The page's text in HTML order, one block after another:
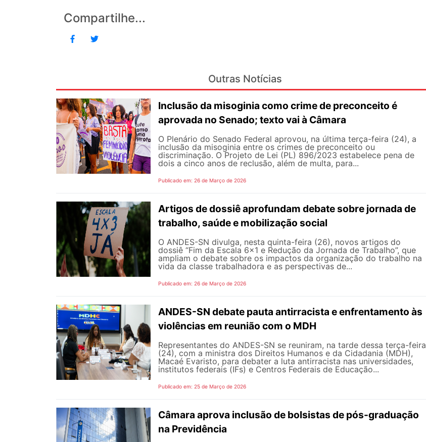
Compartilhe...
Outras Notícias
Inclusão da misoginia como crime de preconceito é
aprovada no Senado; texto vai à Câmara
O Plenário do Senado Federal aprovou, na última terça-feira (24), a
inclusão da misoginia entre os crimes de preconceito ou
discriminação. O Projeto de Lei (PL) 896/2023 estabelece pena de
dois a cinco anos de reclusão, além de multa, para...
Publicado em: 26 de Março de 2026
Artigos de dossiê aprofundam debate sobre jornada de
trabalho, saúde e mobilização social
O ANDES-SN divulga, nesta quinta-feira (26), novos artigos do
dossiê “Fim da Escala 6×1 e Redução da Jornada de Trabalho”, que
ampliam o debate sobre os impactos da organização do trabalho na
vida da classe trabalhadora e as perspectivas de...
Publicado em: 26 de Março de 2026
ANDES-SN debate pauta antirracista e enfrentamento às
violências em reunião com o MDH
Representantes do ANDES-SN se reuniram, na tarde dessa terça-feira
(24), com a ministra dos Direitos Humanos e da Cidadania (MDH),
Macaé Evaristo, para debater a luta antirracista nas universidades,
institutos federais (IFs) e Centros Federais de Educação...
Publicado em: 25 de Março de 2026
Câmara aprova inclusão de bolsistas de pós-graduação
na Previdência